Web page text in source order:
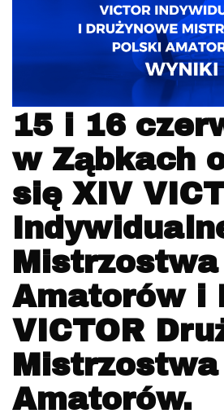
15 i 16
w Ząbkach
się XIV
Amatorów i
VICTOR
Amatorów.